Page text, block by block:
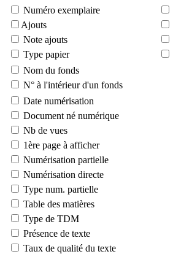
Numéro exemplaire
Ajouts
Note ajouts
Type papier
Nom du fonds
N° à l'intérieur d'un fonds
Date numérisation
Document né numérique
Nb de vues
1ère page à afficher
Numérisation partielle
Numérisation directe
Type num. partielle
Table des matières
Type de TDM
Présence de texte
Taux de qualité du texte